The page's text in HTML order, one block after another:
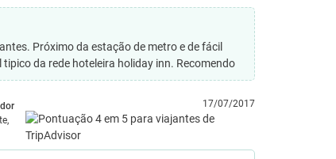
Próximo da estação de metro e de fácil
da rede hoteleira holiday inn. Recomendo
17/07/2017